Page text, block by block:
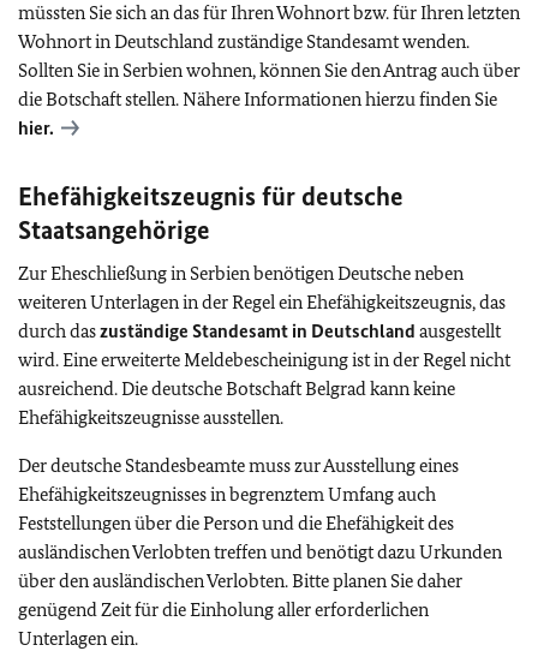
müssten Sie sich an das für Ihren Wohnort bzw. für Ihren letzten
Wohnort in Deutschland zuständige Standesamt wenden.
Sollten Sie in Serbien wohnen, können Sie den Antrag auch über
die Botschaft stellen. Nähere Informationen hierzu finden Sie
hier.
Ehefähigkeitszeugnis für deutsche
Staatsangehörige
Zur Eheschließung in Serbien benötigen Deutsche neben
weiteren Unterlagen in der Regel ein Ehefähigkeitszeugnis, das
durch daszuständige Standesamt in Deutschland ausgestellt
wird. Eine erweiterte Meldebescheinigung ist in der Regel nicht
ausreichend. Die deutsche Botschaft Belgrad kann keine
Ehefähigkeitszeugnisse ausstellen.
Der deutsche Standesbeamte muss zur Ausstellung eines
Ehefähigkeitszeugnisses in begrenztem Umfang auch
Feststellungen über die Person und die Ehefähigkeit des
ausländischen Verlobten treffen und benötigt dazu Urkunden
über den ausländischen Verlobten. Bitte planen Sie daher
genügend Zeit für die Einholung aller erforderlichen
Unterlagen ein.